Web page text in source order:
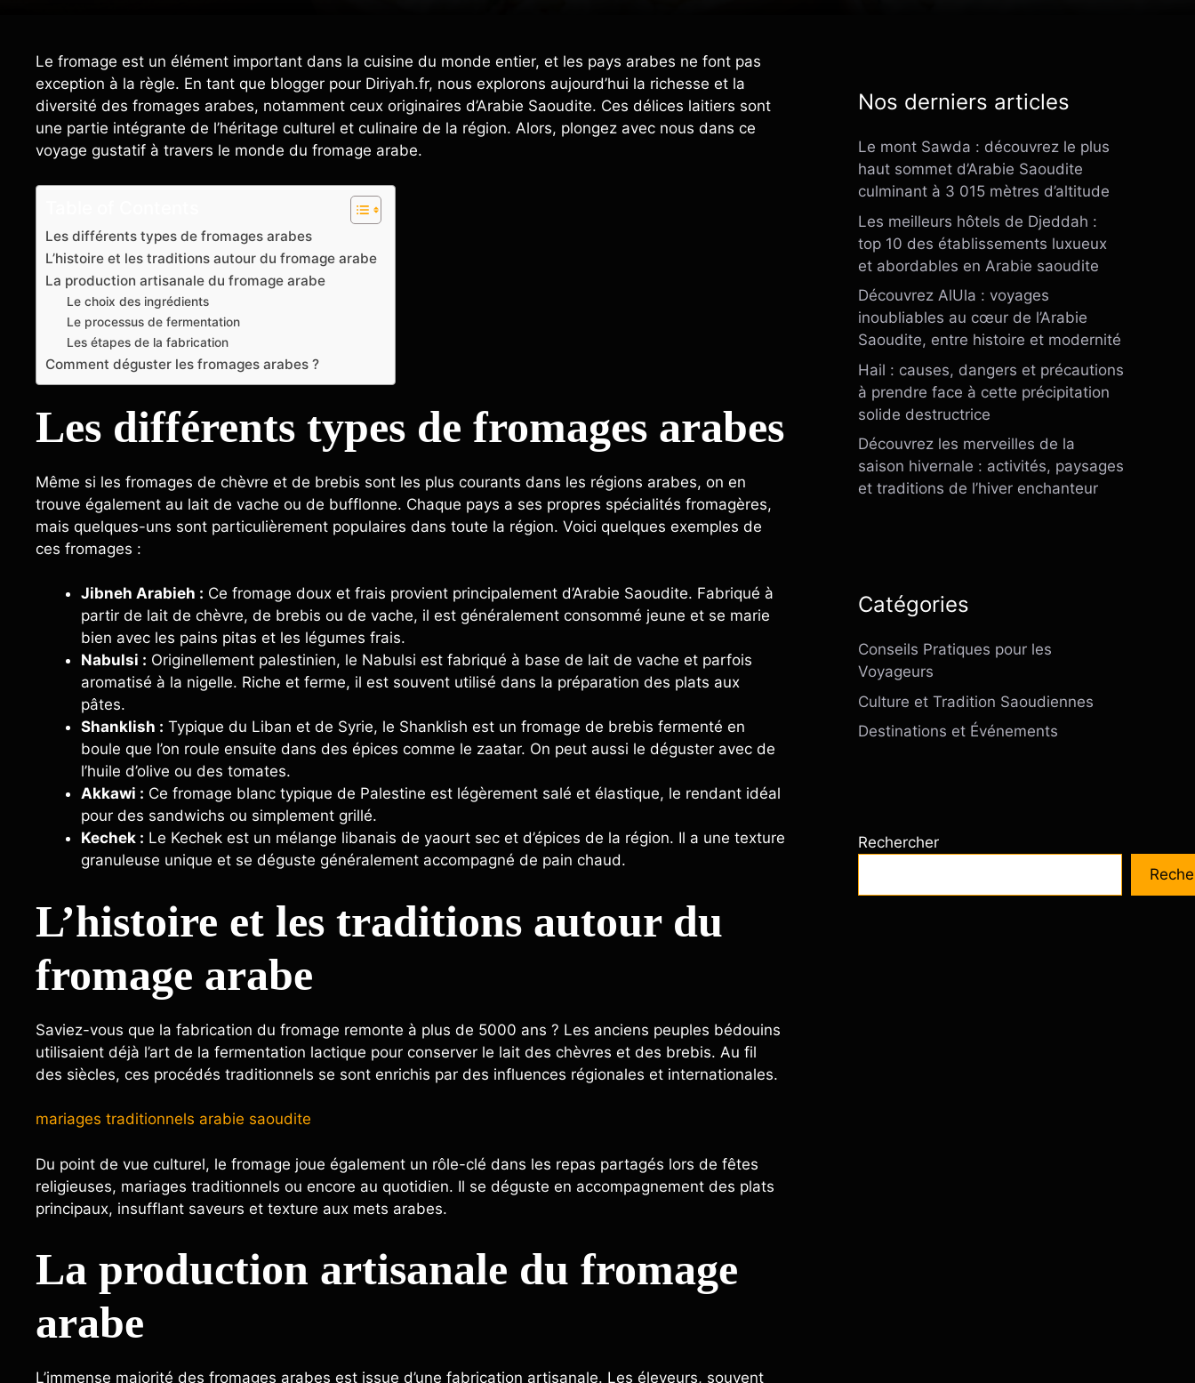
Le fromage est un élément important dans la cuisine du monde entier, et les pays arabes ne font pas
exception à la règle. En tant que blogger pour Diriyah.fr, nous explorons aujourd’hui la richesse et la
diversité des fromages arabes, notamment ceux originaires d’Arabie Saoudite. Ces délices laitiers sont
une partie intégrante de l’héritage culturel et culinaire de la région. Alors, plongez avec nous dans ce
voyage gustatif à travers le monde du fromage arabe.
Les différents types de fromages arabes
L’histoire et les traditions autour du fromage arabe
La production artisanale du fromage arabe
Le choix des ingrédients
Le processus de fermentation
Les étapes de la fabrication
Comment déguster les fromages arabes ?
Les différents types de fromages arabes
Même si les fromages de chèvre et de brebis sont les plus courants dans les régions arabes, on en
trouve également au lait de vache ou de bufflonne. Chaque pays a ses propres spécialités fromagères,
mais quelques-uns sont particulièrement populaires dans toute la région. Voici quelques exemples de
ces fromages :
Jibneh Arabieh : Ce fromage doux et frais provient principalement d’Arabie Saoudite. Fabriqué à
partir de lait de chèvre, de brebis ou de vache, il est généralement consommé jeune et se marie
bien avec les pains pitas et les légumes frais.
Nabulsi : Originellement palestinien, le Nabulsi est fabriqué à base de lait de vache et parfois
aromatisé à la nigelle. Riche et ferme, il est souvent utilisé dans la préparation des plats aux
pâtes.
Shanklish : Typique du Liban et de Syrie, le Shanklish est un fromage de brebis fermenté en
boule que l’on roule ensuite dans des épices comme le zaatar. On peut aussi le déguster avec de
l’huile d’olive ou des tomates.
Akkawi : Ce fromage blanc typique de Palestine est légèrement salé et élastique, le rendant idéal
pour des sandwichs ou simplement grillé.
Kechek : Le Kechek est un mélange libanais de yaourt sec et d’épices de la région. Il a une texture
granuleuse unique et se déguste généralement accompagné de pain chaud.
L’histoire et les traditions autour du
fromage arabe
Saviez-vous que la fabrication du fromage remonte à plus de 5000 ans ? Les anciens peuples bédouins
utilisaient déjà l’art de la fermentation lactique pour conserver le lait des chèvres et des brebis. Au fil
des siècles, ces procédés traditionnels se sont enrichis par des influences régionales et internationales.
mariages traditionnels arabie saoudite
Du point de vue culturel, le fromage joue également un rôle-clé dans les repas partagés lors de fêtes
religieuses, mariages traditionnels ou encore au quotidien. Il se déguste en accompagnement des plats
principaux, insufflant saveurs et texture aux mets arabes.
La production artisanale du fromage
arabe
L’immense majorité des fromages arabes est issue d’une fabrication artisanale. Les éleveurs, souvent
Nos derniers articles
Le mont Sawda : découvrez le plus
haut sommet d’Arabie Saoudite
culminant à 3 015 mètres d’altitude
Les meilleurs hôtels de Djeddah :
top 10 des établissements luxueux
et abordables en Arabie saoudite
Découvrez AlUla : voyages
inoubliables au cœur de l’Arabie
Saoudite, entre histoire et modernité
Hail : causes, dangers et précautions
à prendre face à cette précipitation
solide destructrice
Découvrez les merveilles de la
saison hivernale : activités, paysages
et traditions de l’hiver enchanteur
Catégories
Conseils Pratiques pour les
Voyageurs
Culture et Tradition Saoudiennes
Destinations et Événements
Rechercher